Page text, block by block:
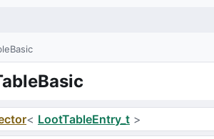
< LootTableEntry_t >